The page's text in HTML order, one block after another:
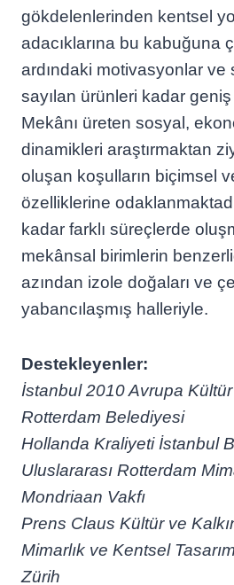
gökdelenlerinden kentsel
adacıklarına bu kabuğuna
ardındaki motivasyonlar ve
sayılan ürünleri kadar geniş
Mekânı üreten sosyal,
dinamikleri araştırmaktan
oluşan koşulların biçimsel
özelliklerine
kadar farklı süreçlerde
mekânsal birimlerin
azından izole doğaları ve
yabancılaşmış halleriyle.
Destekleyenler:
İstanbul 2010 Avrupa
Rotterdam Belediyesi
Hollanda Kraliyeti İstanbul
Uluslararası Rotterdam
Mondriaan Vakfı
Prens Claus Kültür ve
Mimarlık ve Kentsel
Zürih